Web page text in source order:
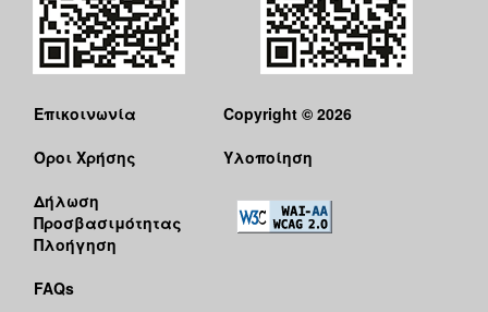
Επικοινωνία
Όροι Χρήσης
Δήλωση
Προσβασιμότητας
Πλοήγηση
FAQs
Copyright © 2026
Υλοποίηση